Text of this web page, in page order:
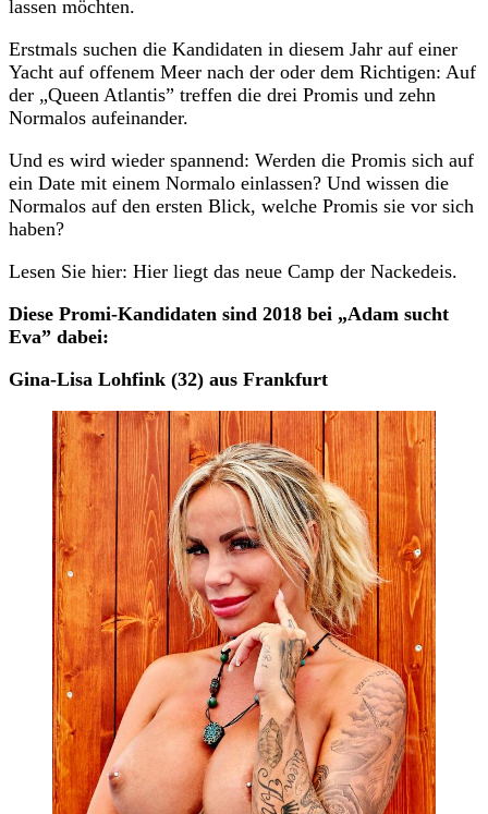
lassen möchten.
Erstmals suchen die Kandidaten in diesem Jahr auf einer
Yacht auf offenem Meer nach der oder dem Richtigen: Auf
der „Queen Atlantis” treffen die drei Promis und zehn
Normalos aufeinander.
Und es wird wieder spannend: Werden die Promis sich auf
ein Date mit einem Normalo einlassen? Und wissen die
Normalos auf den ersten Blick, welche Promis sie vor sich
haben?
Lesen Sie hier: Hier liegt das neue Camp der Nackedeis.
Diese Promi-Kandidaten sind 2018 bei „Adam sucht
Eva” dabei:
Gina-Lisa Lohfink (32) aus Frankfurt